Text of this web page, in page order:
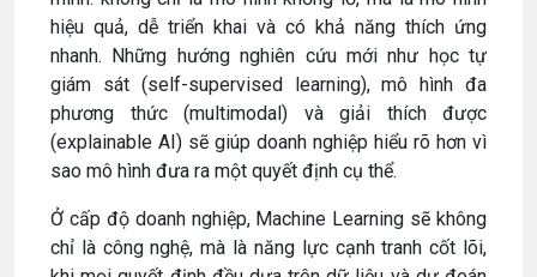
hiệu quả, dễ triển khai và có khả năng thích ứng
nhanh. Những hướng nghiên cứu mới như học tự
giám sát (self-supervised learning), mô hình đa
phương thức (multimodal) và giải thích được
(explainable AI) sẽ giúp doanh nghiệp hiểu rõ hơn vì
sao mô hình đưa ra một quyết định cụ thể.
Ở cấp độ doanh nghiệp, Machine Learning sẽ không
chỉ là công nghệ, mà là năng lực cạnh tranh cốt lõi,